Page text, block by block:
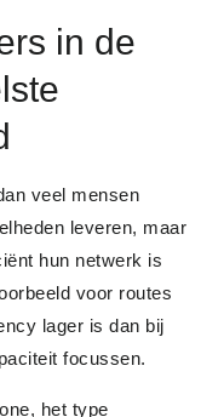
in de
veel mensen
leveren, maar
hun netwerk is
voor routes
lager is dan bij
focussen.
het type